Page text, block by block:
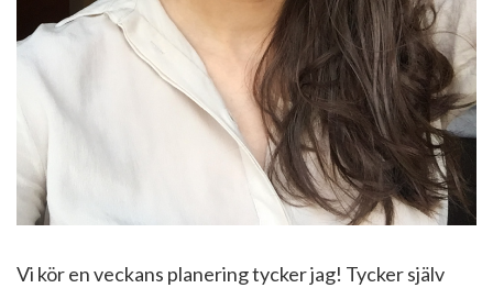
Vi kör en veckans planering tycker jag! Tycker själv